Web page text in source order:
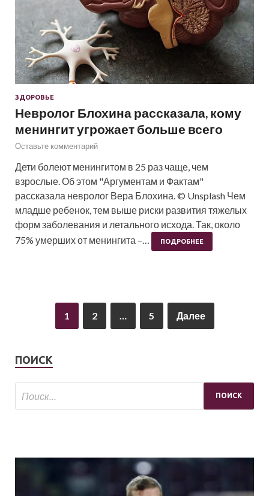
ЗДОРОВЬЕ
Невролог Блохина рассказала, кому
менингит угрожает больше всего
Оставьте комментарий
Дети болеют менингитом в 25 раз чаще, чем
взрослые. Об этом "Аргументам и Фактам"
рассказала невролог Вера Блохина. © Unsplash Чем
младше ребенок, тем выше риски развития тяжелых
форм заболевания и летального исхода. Так, около
75% умерших от менингита –…
ПОДРОБНЕЕ
1 2 … 5 Далее
ПОИСК